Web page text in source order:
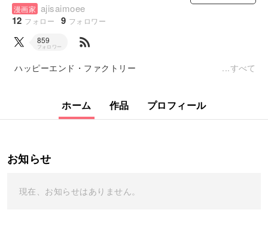
漫画家 ajisaimoee
12 フォロー 9 フォロワー
859
フォロワー rss_feed
ハッピーエンド・ファクトリー すべて
ホーム 作品 プロフィール
お知らせ
現在、お知らせはありません。